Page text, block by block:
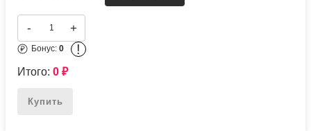
- +
Бонус:0 !
Итого:0₽
Купить